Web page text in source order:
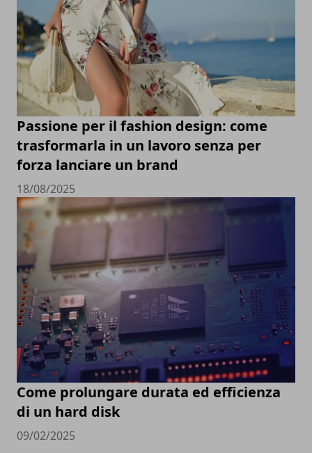
Passione per il fashion design: come
trasformarla in un lavoro senza per
forza lanciare un brand
18/08/2025
Come prolungare durata ed efficienza
di un hard disk
09/02/2025